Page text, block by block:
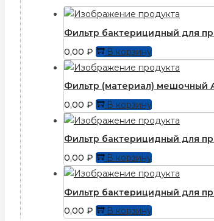
Фильтр бактерицидный для
0,00 ₽ В корзину
Фильтр (материал) мешочный
0,00 ₽ В корзину
Фильтр бактерицидный для
0,00 ₽ В корзину
Фильтр бактерицидный для
0,00 ₽ В корзину